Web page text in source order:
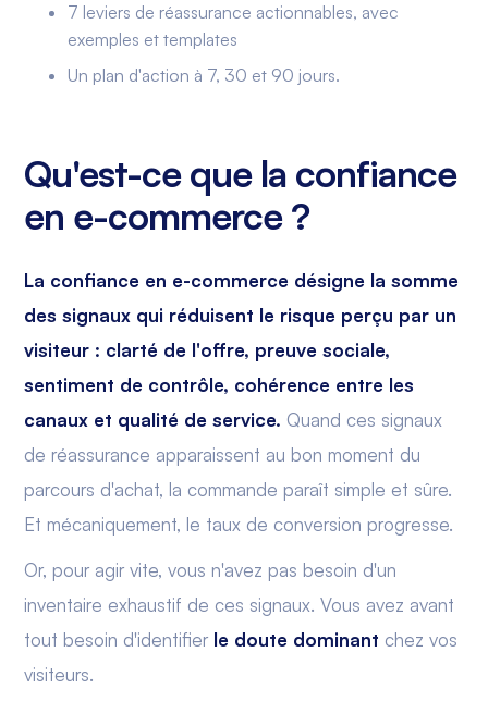
7 leviers de réassurance actionnables, avec
exemples et templates
Un plan d'action à 7, 30 et 90 jours.
Qu'est-ce que la confiance
en e-commerce ?
La confiance en e-commerce désigne la somme
des signaux qui réduisent le risque perçu par un
visiteur : clarté de l'offre, preuve sociale,
sentiment de contrôle, cohérence entre les
canaux et qualité de service. Quand ces signaux
de réassurance apparaissent au bon moment du
parcours d'achat, la commande paraît simple et sûre.
Et mécaniquement, le taux de conversion progresse.
Or, pour agir vite, vous n'avez pas besoin d'un
inventaire exhaustif de ces signaux. Vous avez avant
tout besoin d'identifier le doute dominant chez vos
visiteurs.